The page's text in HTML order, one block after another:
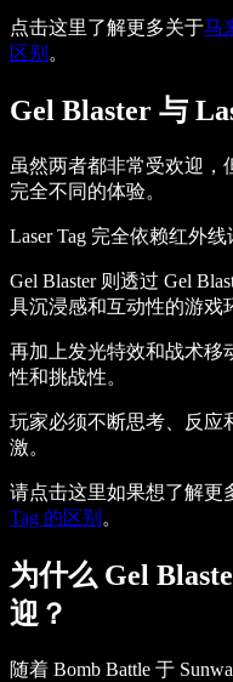
点击这里了解更多关于马
区别 。
Gel Blaster 与
虽然两者都非常受欢迎，
完全不同的体验。
Laser Tag 完全依赖红外
Gel Blaster 则透过 Gel
具沉浸感和互动性的游戏
再加上发光特效和战术移
性和挑战性。
玩家必须不断思考、反应
激。
请点击这里如果想了解更
Tag 的区别 。
为什么 Gel
迎？
随着 Bomb Battle 于